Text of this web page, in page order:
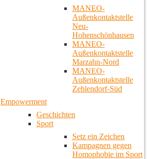
MANEO-
Außenkontaktstelle
Neu-
Hohenschönhausen
MANEO-
Außenkontaktstelle
Marzahn-Nord
MANEO-
Außenkontaktstelle
Zehlendorf-Süd
Empowerment
Geschichten
Sport
Setz ein Zeichen
Kampagnen gegen
Homophobie im Sport